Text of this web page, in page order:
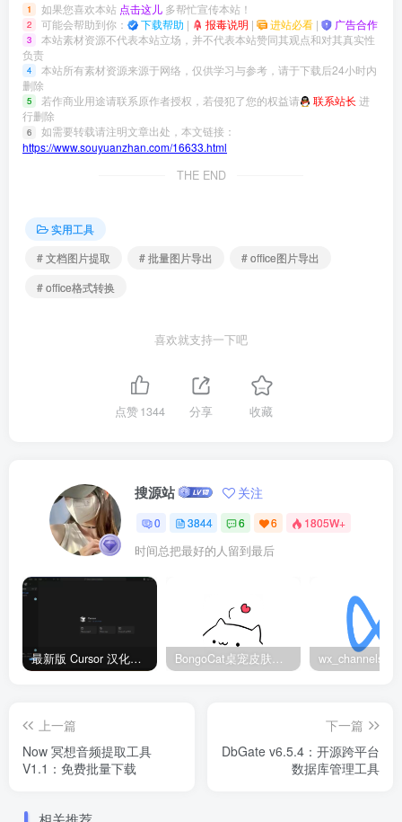
1 如果您喜欢本站 点击这儿 多帮忙宣传本站！
2 可能会帮助到你： 下载帮助 | 报毒说明 | 进站必看 | 广告合作
3
本站素材资源不代表本站立场，并不代表本站赞同其观点和对其真实性
负责
4
本站所有素材资源来源于网络，仅供学习与参考，请于下载后24小时内
删除
5 若作商业用途请联系原作者授权，若侵犯了您的权益请 联系站长 进
行删除
6
如需要转载请注明文章出处，本文链接：
https://www.souyuanzhan.com/16633.html
THE END
实用工具
# 文档图片提取
# 批量图片导出
# office图片导出
# office格式转换
喜欢就支持一下吧
点赞1344 分享 收藏
搜源站 关注
0 3844 6 6 1805W+
时间总把最好的人留到最后
最新版 Cursor 汉化设置中文教程（两种简单方法，附中文语言包下载） BongoCat桌宠皮肤包大全：20款主题皮肤免费下载
上一篇
Now 冥想音频提取工具
V1.1：免费批量下载
下一篇
DbGate v6.5.4：开源跨平台
数据库管理工具